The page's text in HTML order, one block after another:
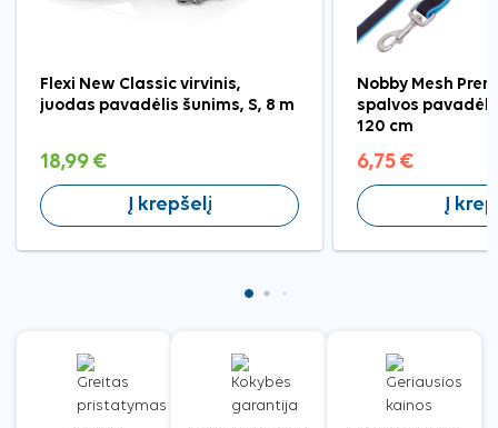
Flexi New Classic virvinis,
juodas pavadėlis šunims, S, 8 m
18,99 €
Į krepšelį
Nobby Mesh
spalvos
120 cm
6,75 €
Į